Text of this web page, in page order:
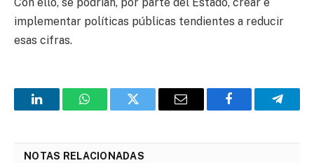
Con ello, se podrían, por parte del Estado, crear e
implementar políticas públicas tendientes a reducir
esas cifras.
LinkedInWhatsAppTwitter Email Facebook
NOTAS RELACIONADAS